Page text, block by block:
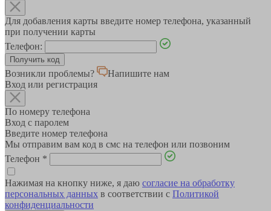
Для добавления карты введите номер телефона, указанный
при получении карты
Телефон:
Возникли проблемы?
Напишите нам
Вход или регистрация
По номеру телефона
Вход с паролем
Введите номер телефона
Мы отправим вам код в смс на телефон или позвоним
Телефон *
Нажимая на кнопку ниже, я даю согласие на обработку
персональных данных в соответствии с Политикой
конфиденциальности